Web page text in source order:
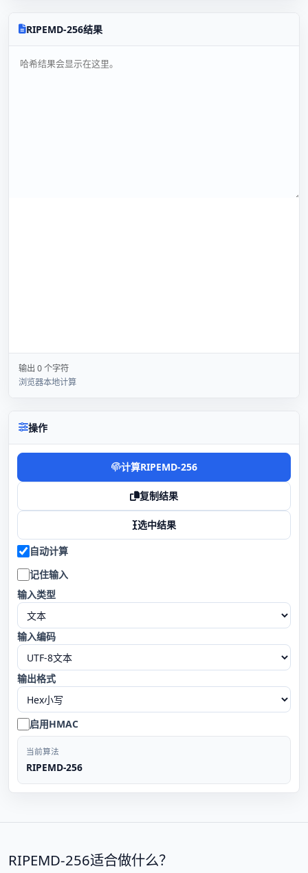
操作
计算RIPEMD-256
复制结果
选中结果
自动计算
记住输入
输入类型
输入编码
输出格式
启用HMAC
当前算法
RIPEMD-256
RIPEMD-256结果
输出 0 个字符
浏览器本地计算
RIPEMD-256适合做什么？